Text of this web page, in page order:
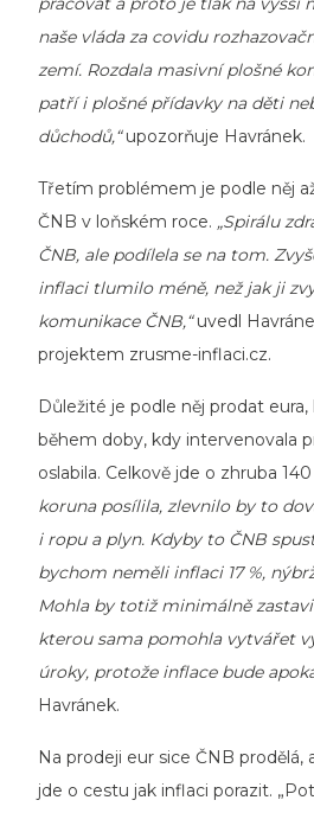
naše vláda za covidu
zemí. Rozdala masivní plošné
patří i plošné přídavky na děti
důchodů,“upozorňuje Havránek.
Třetím problémem je podle něj
ČNB v loňském roce. „Spirálu
ČNB, ale podílela se na tom.
inflaci tlumilo méně, než jak ji
komunikace ČNB,“uvedl
projektem zrusme-inflaci.cz.
Důležité je podle něj prodat
během doby, kdy intervenovala
oslabila. Celkově jde o zhruba
koruna posílila, zlevnilo by to
i ropu a plyn. Kdyby to ČNB
bychom neměli inflaci 17 %,
Mohla by totiž minimálně
kterou sama pomohla vytvářet
úroky, protože inflace bude
Havránek.
Na prodeji eur sice ČNB prodělá,
jde o cestu jak inflaci porazit.